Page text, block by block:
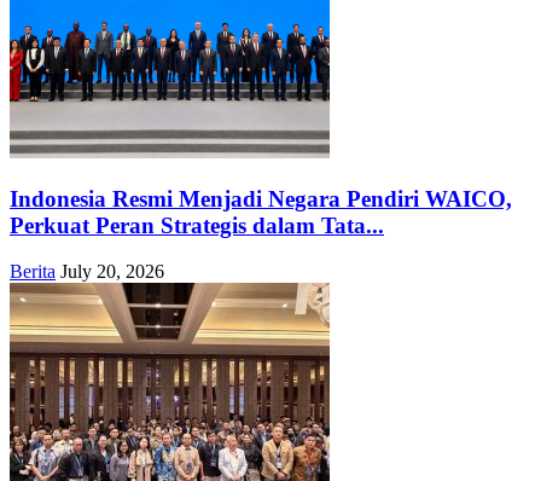
Indonesia Resmi Menjadi Negara Pendiri WAICO,
Perkuat Peran Strategis dalam Tata...
Berita July 20, 2026